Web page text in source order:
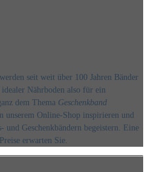
werden seit weit über 100 Jahren Bänder
Nährboden also für ein
dem Thema Geschenkband
unserem Online-Shop inspirieren und
und Geschenkbändern begeistern. Eine
erwarten Sie.